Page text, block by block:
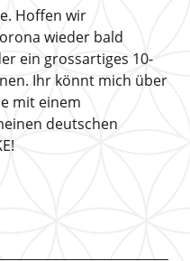
Hoffen wir
wieder bald
ein grossartiges 10-
Ihr könnt mich über
mit einem
deutschen